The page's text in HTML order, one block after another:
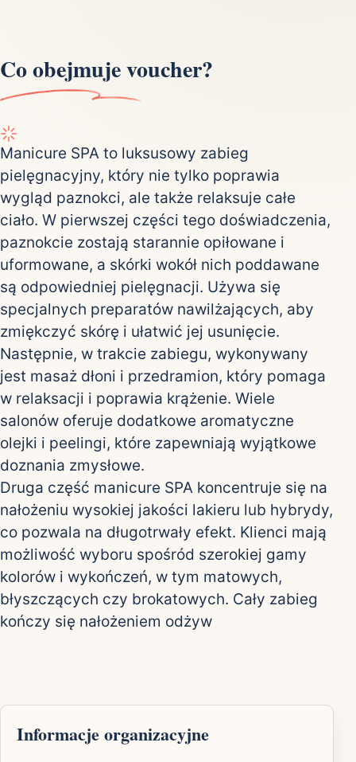
Co obejmuje voucher?
Manicure SPA to luksusowy zabieg
pielęgnacyjny, który nie tylko poprawia
wygląd paznokci, ale także relaksuje całe
ciało. W pierwszej części tego doświadczenia,
paznokcie zostają starannie opiłowane i
uformowane, a skórki wokół nich poddawane
są odpowiedniej pielęgnacji. Używa się
specjalnych preparatów nawilżających, aby
zmiękczyć skórę i ułatwić jej usunięcie.
Następnie, w trakcie zabiegu, wykonywany
jest masaż dłoni i przedramion, który pomaga
w relaksacji i poprawia krążenie. Wiele
salonów oferuje dodatkowe aromatyczne
olejki i peelingi, które zapewniają wyjątkowe
doznania zmysłowe.
Druga część manicure SPA koncentruje się na
nałożeniu wysokiej jakości lakieru lub hybrydy,
co pozwala na długotrwały efekt. Klienci mają
możliwość wyboru spośród szerokiej gamy
kolorów i wykończeń, w tym matowych,
błyszczących czy brokatowych. Cały zabieg
kończy się nałożeniem odżyw
Informacje organizacyjne